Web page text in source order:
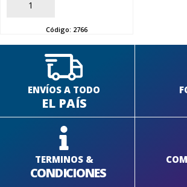
AÑADIR
Código: 2766
ENVÍOS A TODO
EL PAÍS
TERMINOS &
CONDICIONES